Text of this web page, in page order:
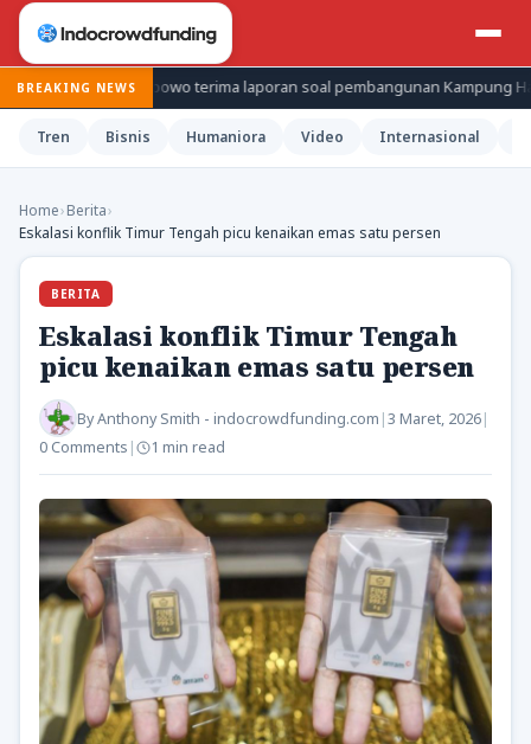
BREAKING NEWSPrabowo terima laporan soal pembangunan Kampung Haji di
Tren Bisnis Humaniora Video Internasional
Home›Berita›
Eskalasi konflik Timur Tengah picu kenaikan emas satu persen
BERITA
Eskalasi konflik Timur Tengah
picu kenaikan emas satu persen
ByAnthony Smith - indocrowdfunding.com |3 Maret, 2026|
0 Comments | 1 min read